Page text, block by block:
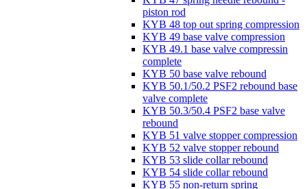
piston rod
KYB 48 top out spring compression
KYB 49 base valve compression
KYB 49.1 base valve compressin
complete
KYB 50 base valve rebound
KYB 50.1/50.2 PSF2 rebound base
valve complete
KYB 50.3/50.4 PSF2 base valve
rebound
KYB 51 valve stopper compression
KYB 52 valve stopper rebound
KYB 53 slide collar rebound
KYB 54 slide collar rebound
KYB 55 non-return spring